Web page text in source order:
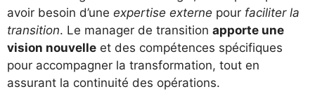
avoir besoin d’une expertise externe pour faciliter la
transition. Le manager de transition apporte une
vision nouvelle et des compétences spécifiques
pour accompagner la transformation, tout en
assurant la continuité des opérations.